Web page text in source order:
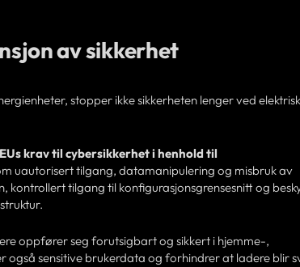
av sikkerhet
stopper ikke sikkerheten lenger ved elektrisk
EUs krav til cybersikkerhet i henhold til
uautorisert tilgang, datamanipulering og misbruk av
kontrollert tilgang til konfigurasjonsgrensesnitt og
oppfører seg forutsigbart og sikkert i hjemme-,
også sensitive brukerdata og forhindrer at ladere blir